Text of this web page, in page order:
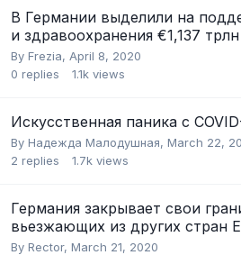
В Германии выделили на
и здравоохранения €1,137 трлн
By Frezia, April 8, 2020
0 replies 1.1k views
Искусственная паника с
By Надежда Малодушная, March 22,
2 replies 1.7k views
Германия закрывает свои
вьезжающих из других стран
By Rector, March 21, 2020